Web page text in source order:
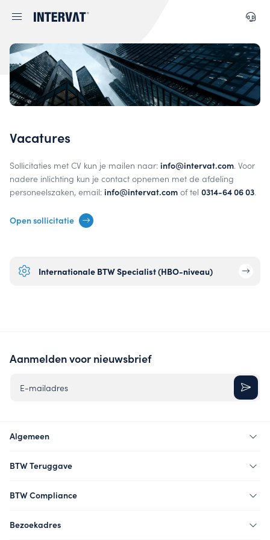
Vacatures
Sollicitaties met CV kun je mailen naar: info@intervat.com. Voor
nadere inlichting kun je contact opnemen met de afdeling
personeelszaken, email: info@intervat.com of tel 0314-64 06 03.
Open sollicitatie
Internationale BTW Specialist (HBO-niveau)
Algemeen
BTW Teruggave
BTW Compliance
Bezoekadres
Aanmelden voor nieuwsbrief
E-mailadres